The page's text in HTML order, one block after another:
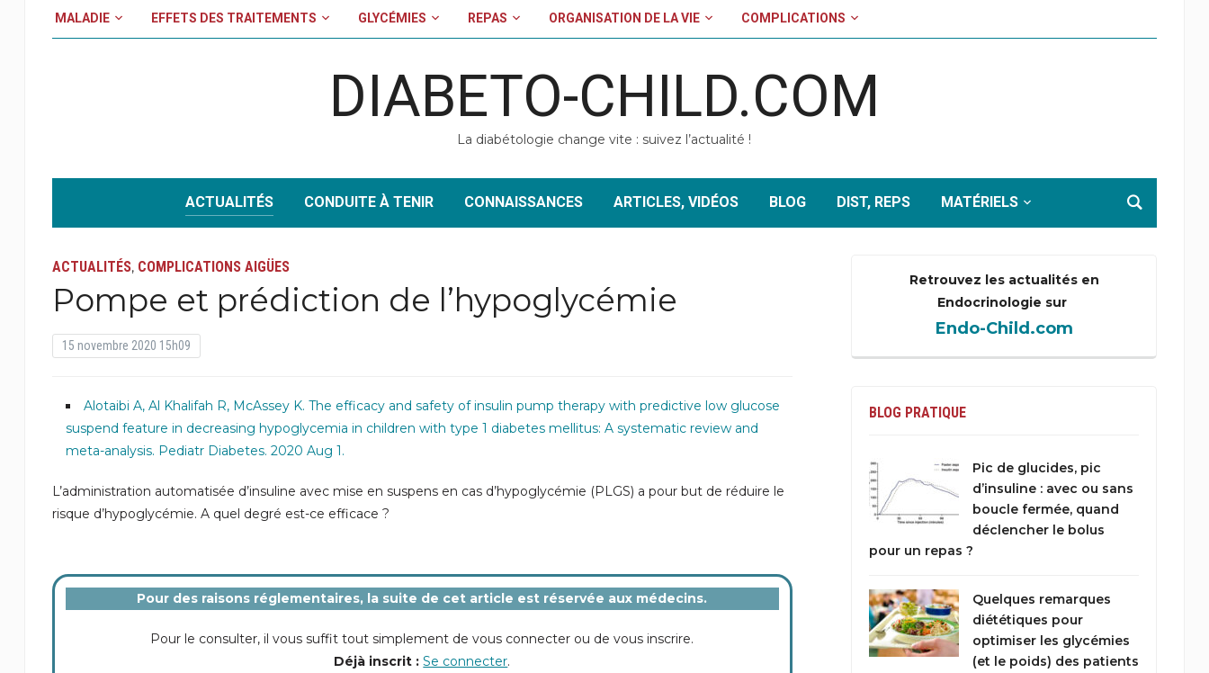
MALADIE EFFETS DES TRAITEMENTS GLYCÉMIES REPAS ORGANISATION DE LA VIE COMPLICATIONS
DIABETO-CHILD.COM
La diabétologie change vite : suivez l’actualité !
ACTUALITÉS CONDUITE À TENIR CONNAISSANCES ARTICLES, VIDÉOS BLOG DIST, REPS MATÉRIELS
ACTUALITÉS, COMPLICATIONS AIGÜES
Pompe et prédiction de l’hypoglycémie
15 novembre 2020 15h09
Alotaibi A, Al Khalifah R, McAssey K. The efficacy and safety of insulin pump therapy with predictive low glucose
suspend feature in decreasing hypoglycemia in children with type 1 diabetes mellitus: A systematic review and
meta-analysis. Pediatr Diabetes. 2020 Aug 1.
L’administration automatisée d’insuline avec mise en suspens en cas d’hypoglycémie (PLGS) a pour but de réduire le
risque d’hypoglycémie. A quel degré est-ce efficace ?
Pour des raisons réglementaires, la suite de cet article est réservée aux médecins.
Pour le consulter, il vous suffit tout simplement de vous connecter ou de vous inscrire.
Déjà inscrit :Se connecter.
Retrouvez les actualités en
Endocrinologie sur
Endo-Child.com
BLOG PRATIQUE
Pic de glucides, pic
d’insuline : avec ou sans
boucle fermée, quand
déclencher le bolus
pour un repas ?
Quelques remarques
diététiques pour
optimiser les glycémies
(et le poids) des patients